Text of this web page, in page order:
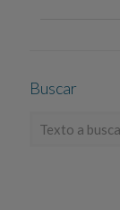
Buscar